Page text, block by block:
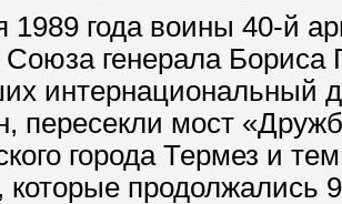
1989 года воины 40-й
Союза генерала
интернациональный
пересекли мост
города Термез и
продолжались